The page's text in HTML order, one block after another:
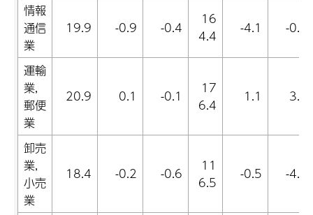
情報
通信
業
19.9 -0.9 -0.4
16
4.4
-4.1 -0.1
運輸
業,
郵便
業
20.9 0.1 -0.1
17
6.4
1.1 3.1
卸売
業,
小売
業
18.4 -0.2 -0.6
11
6.5
-0.5 -4.3